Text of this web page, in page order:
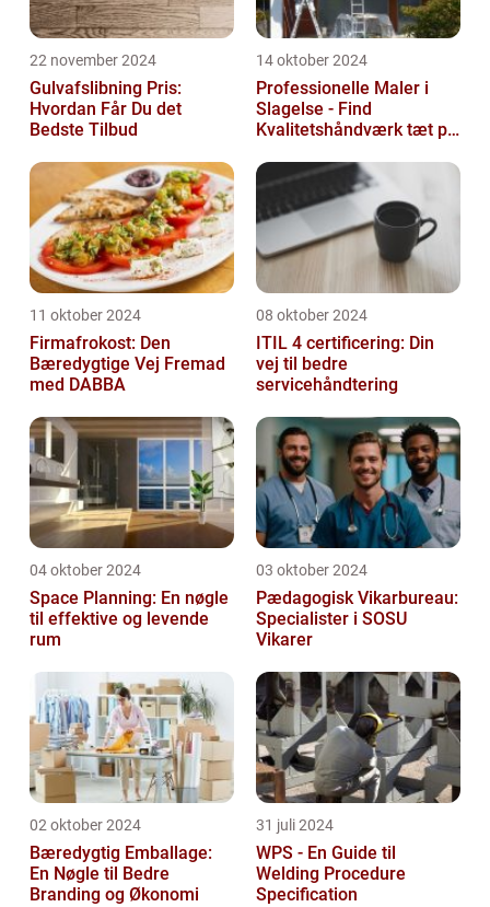
22 november 2024
Gulvafslibning Pris:
Hvordan Får Du det
Bedste Tilbud
14 oktober 2024
Professionelle Maler i
Slagelse - Find
Kvalitetshåndværk tæt på
11 oktober 2024
Firmafrokost: Den
Bæredygtige Vej Fremad
med DABBA
08 oktober 2024
ITIL 4 certificering: Din
vej til bedre
servicehåndtering
04 oktober 2024
Space Planning: En nøgle
til effektive og levende
rum
03 oktober 2024
Pædagogisk Vikarbureau:
Specialister i SOSU
Vikarer
02 oktober 2024
Bæredygtig Emballage:
En Nøgle til Bedre
Branding og Økonomi
31 juli 2024
WPS - En Guide til
Welding Procedure
Specification